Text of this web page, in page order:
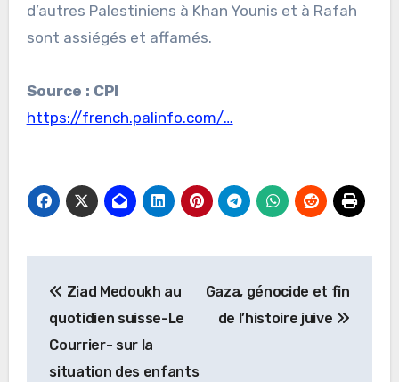
d’autres Palestiniens à Khan Younis et à Rafah
sont assiégés et affamés.
Source : CPI
https://french.palinfo.com/…
de
l’article
Ziad Medoukh au
quotidien suisse-Le
Courrier- sur la
situation des enfants
Gaza, génocide et fin
de l’histoire juive